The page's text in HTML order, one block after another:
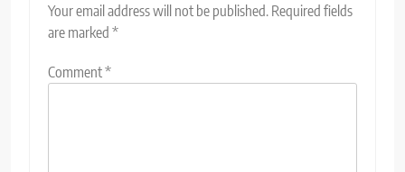
Your email address will not be published. Required fields
are marked *
Comment*